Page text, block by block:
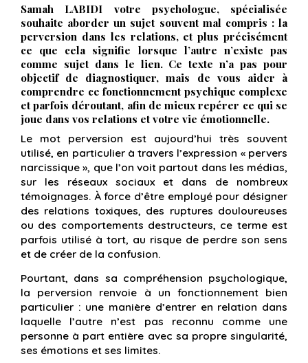
Samah LABIDI votre psychologue, spécialisée
souhaite aborder un sujet souvent mal compris : la
perversion dans les relations, et plus précisément
ce que cela signifie lorsque l’autre n’existe pas
comme sujet dans le lien. Ce texte n’a pas pour
objectif de diagnostiquer, mais de vous aider à
comprendre ce fonctionnement psychique complexe
et parfois déroutant, afin de mieux repérer ce qui se
joue dans vos relations et votre vie émotionnelle.
Le mot perversion est aujourd’hui très souvent
utilisé, en particulier à travers l’expression « pervers
narcissique », que l’on voit partout dans les médias,
sur les réseaux sociaux et dans de nombreux
témoignages. À force d’être employé pour désigner
des relations toxiques, des ruptures douloureuses
ou des comportements destructeurs, ce terme est
parfois utilisé à tort, au risque de perdre son sens
et de créer de la confusion.
Pourtant, dans sa compréhension psychologique,
la perversion renvoie à un fonctionnement bien
particulier : une manière d’entrer en relation dans
laquelle l’autre n’est pas reconnu comme une
personne à part entière avec sa propre singularité,
ses émotions et ses limites.